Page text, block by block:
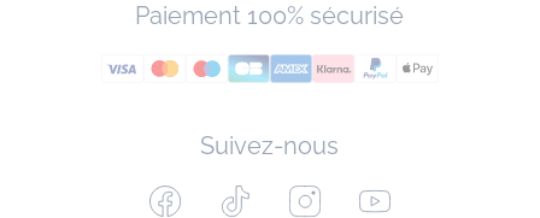
Paiement 100% sécurisé
Suivez-nous
Facebook Tiktok InstagramYoutube